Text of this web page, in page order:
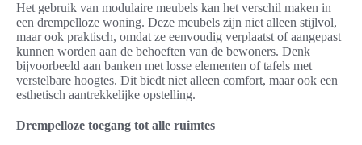
Het gebruik van modulaire meubels kan het verschil maken in
een drempelloze woning. Deze meubels zijn niet alleen stijlvol,
maar ook praktisch, omdat ze eenvoudig verplaatst of aangepast
kunnen worden aan de behoeften van de bewoners. Denk
bijvoorbeeld aan banken met losse elementen of tafels met
verstelbare hoogtes. Dit biedt niet alleen comfort, maar ook een
esthetisch aantrekkelijke opstelling.
Drempelloze toegang tot alle ruimtes